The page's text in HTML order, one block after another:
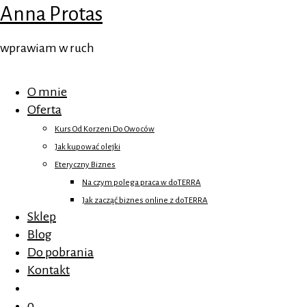
Anna Protas
wprawiam w ruch
O mnie
Oferta
Kurs Od Korzeni Do Owoców
Jak kupować olejki
Eteryczny Biznes
Na czym polega praca w doTERRA
Jak zacząć biznes online z doTERRA
Sklep
Blog
Do pobrania
Kontakt